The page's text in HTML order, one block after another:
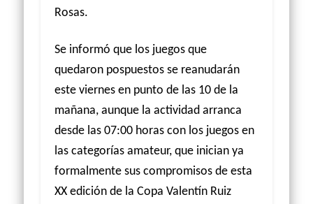
Rosas.
Se informó que los juegos que
quedaron pospuestos se reanudarán
este viernes en punto de las 10 de la
mañana, aunque la actividad arranca
desde las 07:00 horas con los juegos en
las categorías amateur, que inician ya
formalmente sus compromisos de esta
XX edición de la Copa Valentín Ruiz